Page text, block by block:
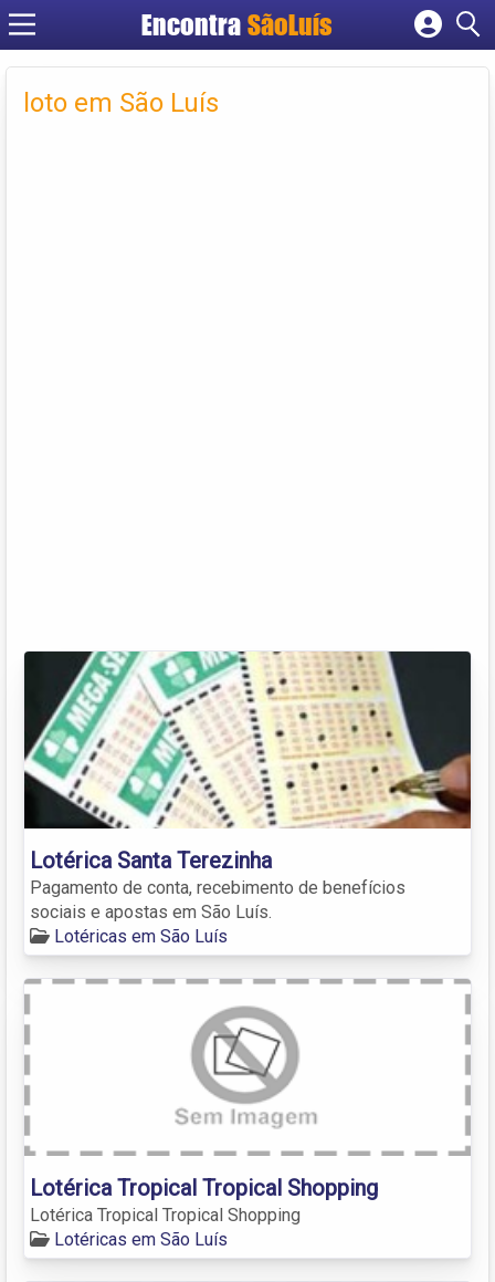
Encontra SãoLuís
Cadastrar empresa
loto em São Luís
Lotérica Santa Terezinha
Pagamento de conta, recebimento de benefícios
sociais e apostas em São Luís.
Lotéricas em São Luís
Lotérica Tropical Tropical Shopping
Lotérica Tropical Tropical Shopping
Lotéricas em São Luís